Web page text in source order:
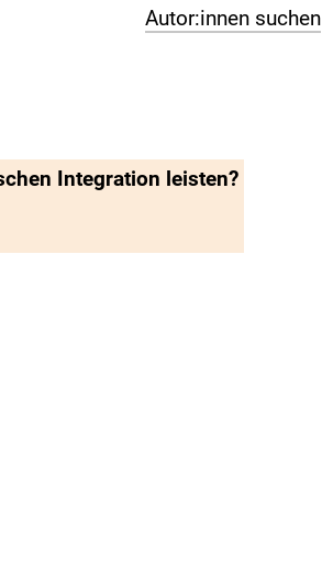
Autor:innen suchen
Integration leisten?